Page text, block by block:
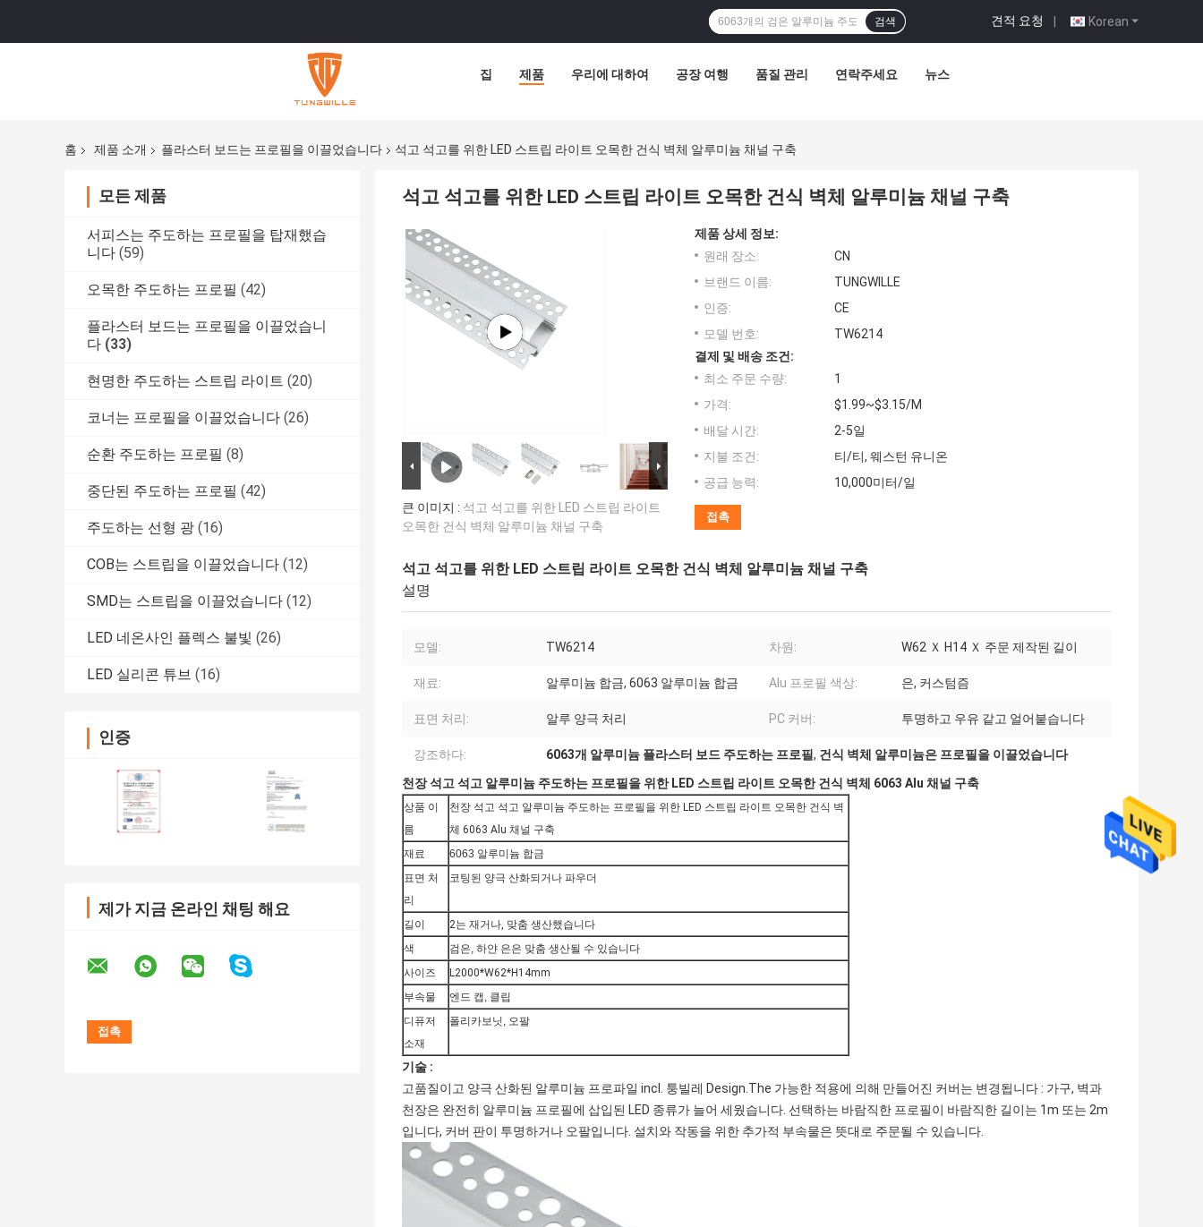
Korean
견적 요청 |
검색
집 제품 우리에 대하여 공장 여행 품질 관리 연락주세요 뉴스
홈 제품 소개 플라스터 보드는 프로필을 이끌었습니다 석고 석고를 위한 LED 스트립 라이트 오목한 건식 벽체 알루미늄 채널 구축
모든 제품
서피스는 주도하는 프로필을 탑재했습
니다 (59)
오목한 주도하는 프로필 (42)
플라스터 보드는 프로필을 이끌었습니
다 (33)
현명한 주도하는 스트립 라이트 (20)
코너는 프로필을 이끌었습니다 (26)
순환 주도하는 프로필 (8)
중단된 주도하는 프로필 (42)
주도하는 선형 광 (16)
COB는 스트립을 이끌었습니다 (12)
SMD는 스트립을 이끌었습니다 (12)
LED 네온사인 플렉스 불빛 (26)
LED 실리콘 튜브 (16)
인증
제가 지금 온라인 채팅 해요
석고 석고를 위한 LED 스트립 라이트 오목한 건식 벽체 알루미늄 채널 구축
큰 이미지 : 석고 석고를 위한 LED 스트립 라이트
오목한 건식 벽체 알루미늄 채널 구축
제품 상세 정보:
원래 장소:
CN
브랜드 이름:
TUNGWILLE
인증:
CE
모델 번호:
TW6214
결제 및 배송 조건:
최소 주문 수량:
1
가격:
$1.99~$3.15/M
배달 시간:
2-5일
지불 조건:
티/티, 웨스턴 유니온
공급 능력:
10,000미터/일
접촉
석고 석고를 위한 LED 스트립 라이트 오목한 건식 벽체 알루미늄 채널 구축
설명
모델: TW6214 차원: W62 Ｘ H14 Ｘ 주문 제작된 길이
재료: 알루미늄 합금, 6063 알루미늄 합금 Alu 프로필 색상: 은, 커스텀즘
표면 처리: 알루 양극 처리 PC 커버: 투명하고 우유 같고 얼어붙습니다
강조하다: 6063개 알루미늄 플라스터 보드 주도하는 프로필, 건식 벽체 알루미늄은 프로필을 이끌었습니다
천장 석고 석고 알루미늄 주도하는 프로필을 위한 LED 스트립 라이트 오목한 건식 벽체 6063 Alu 채널 구축
상품 이
름
천장 석고 석고 알루미늄 주도하는 프로필을 위한 LED 스트립 라이트 오목한 건식 벽
체 6063 Alu 채널 구축
재료
6063 알루미늄 합금
표면 처
리
코팅된 양극 산화되거나 파우더
길이
2는 재거나, 맞춤 생산했습니다
색
검은, 하얀 은은 맞춤 생산될 수 있습니다
사이즈
L2000*W62*H14mm
부속물
엔드 캡, 클립
디퓨저
소재
폴리카보닛, 오팔
기술 :
고품질이고 양극 산화된 알루미늄 프로파일 incl. 퉁빌레 Design.The 가능한 적용에 의해 만들어진 커버는 변경됩니다 : 가구, 벽과
천장은 완전히 알루미늄 프로필에 삽입된 LED 종류가 늘어 세웠습니다. 선택하는 바람직한 프로필이 바람직한 길이는 1m 또는 2m
입니다, 커버 판이 투명하거나 오팔입니다. 설치와 작동을 위한 추가적 부속물은 뜻대로 주문될 수 있습니다.